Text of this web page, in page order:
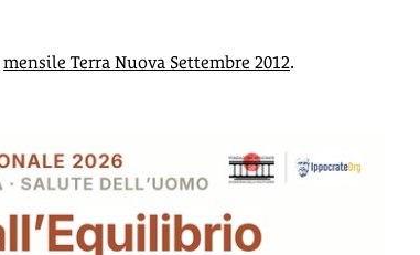
mensile Terra Nuova Settembre 2012.